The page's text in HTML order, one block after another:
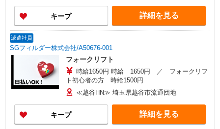
キープ 詳細を見る
派遣社員
SGフィルダー株式会社/A50676-001
フォークリフト
時給1650円 時給 1650円 ／ フォークリフ
ト初心者の方 時給1500円
≪越谷HN≫ 埼玉県越谷市流通団地
キープ 詳細を見る